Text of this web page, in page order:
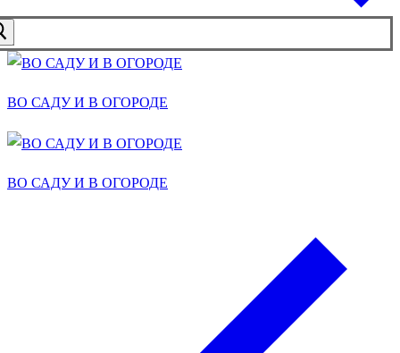
ВО САДУ И В ОГОРОДЕ
ВО САДУ И В ОГОРОДЕ